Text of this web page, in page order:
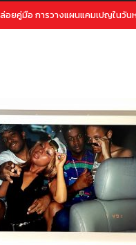
คืออะไร ใช้ยังไง :: Threads